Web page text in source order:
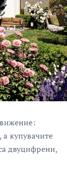
купувачите
двуцифрени,